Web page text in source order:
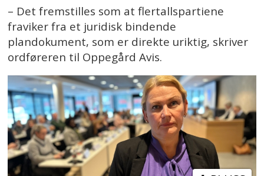
– Det fremstilles som at flertallspartiene
fraviker fra et juridisk bindende
plandokument, som er direkte uriktig, skriver
ordføreren til Oppegård Avis.